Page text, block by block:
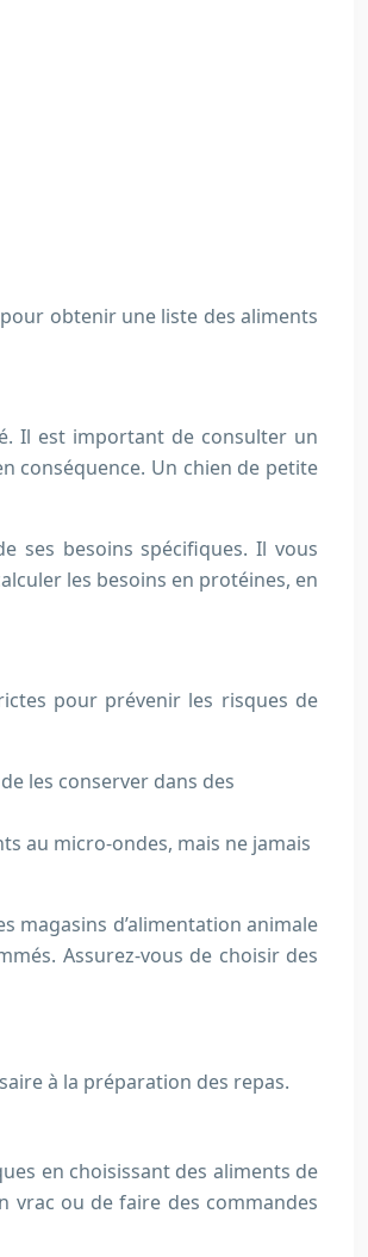
obtenir une liste des aliments
Il est important de consulter un
conséquence. Un chien de petite
ses besoins spécifiques. Il vous
les besoins en protéines, en
pour prévenir les risques de
les conserver dans des
au micro-ondes, mais ne jamais
magasins d’alimentation animale
Assurez-vous de choisir des
à la préparation des repas.
en choisissant des aliments de
vrac ou de faire des commandes